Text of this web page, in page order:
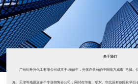
关于我们
广州怡升升化工有限公司成立于1998年，坐落在美丽的中国南方城市--羊城。
海、天津等地设立多个专业销售分公司，同时在华南、华东、华北设有危险化学品
团。 自公司成立以来，主要销售济南雅思达（2008年被美国星铂联收购）...